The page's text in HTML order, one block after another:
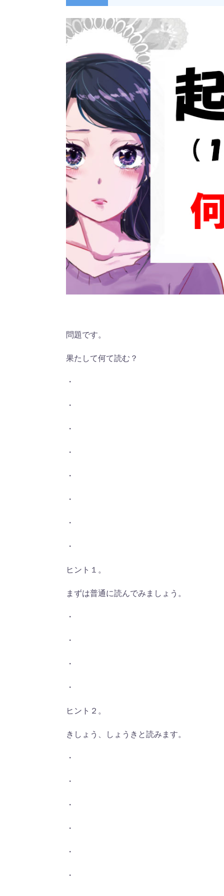
問題です。
果たして何て読む？
・
・
・
・
・
・
・
・
ヒント１。
まずは普通に読んでみましょう。
・
・
・
・
ヒント２。
きしょう、しょうきと読みます。
・
・
・
・
・
・